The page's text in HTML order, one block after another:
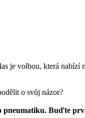
je volbou, která
o svůj názor?
pneumatiku. Buďte